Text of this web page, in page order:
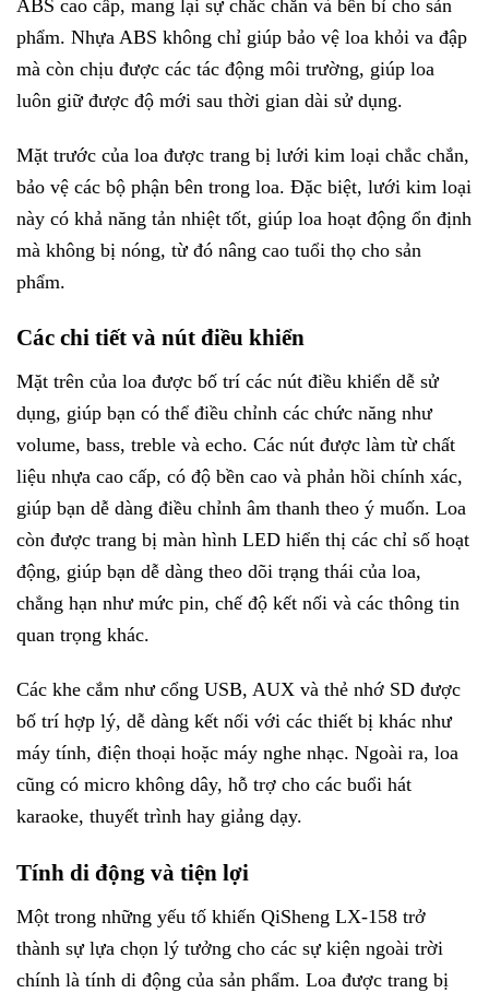
ABS cao cấp, mang lại sự chắc chắn và bền bỉ cho sản
phẩm. Nhựa ABS không chỉ giúp bảo vệ loa khỏi va đập
mà còn chịu được các tác động môi trường, giúp loa
luôn giữ được độ mới sau thời gian dài sử dụng.
Mặt trước của loa được trang bị lưới kim loại chắc chắn,
bảo vệ các bộ phận bên trong loa. Đặc biệt, lưới kim loại
này có khả năng tản nhiệt tốt, giúp loa hoạt động ổn định
mà không bị nóng, từ đó nâng cao tuổi thọ cho sản
phẩm.
Các chi tiết và nút điều khiển
Mặt trên của loa được bố trí các nút điều khiển dễ sử
dụng, giúp bạn có thể điều chỉnh các chức năng như
volume, bass, treble và echo. Các nút được làm từ chất
liệu nhựa cao cấp, có độ bền cao và phản hồi chính xác,
giúp bạn dễ dàng điều chỉnh âm thanh theo ý muốn. Loa
còn được trang bị màn hình LED hiển thị các chỉ số hoạt
động, giúp bạn dễ dàng theo dõi trạng thái của loa,
chẳng hạn như mức pin, chế độ kết nối và các thông tin
quan trọng khác.
Các khe cắm như cổng USB, AUX và thẻ nhớ SD được
bố trí hợp lý, dễ dàng kết nối với các thiết bị khác như
máy tính, điện thoại hoặc máy nghe nhạc. Ngoài ra, loa
cũng có micro không dây, hỗ trợ cho các buổi hát
karaoke, thuyết trình hay giảng dạy.
Tính di động và tiện lợi
Một trong những yếu tố khiến QiSheng LX-158 trở
thành sự lựa chọn lý tưởng cho các sự kiện ngoài trời
chính là tính di động của sản phẩm. Loa được trang bị